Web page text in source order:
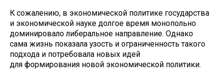
К сожалению, в экономической политике государства
и экономической науке долгое время монопольно
доминировало либеральное направление. Однако
сама жизнь показала узость и ограниченность такого
подхода и потребовала новых идей
для формирования новой экономической политики.